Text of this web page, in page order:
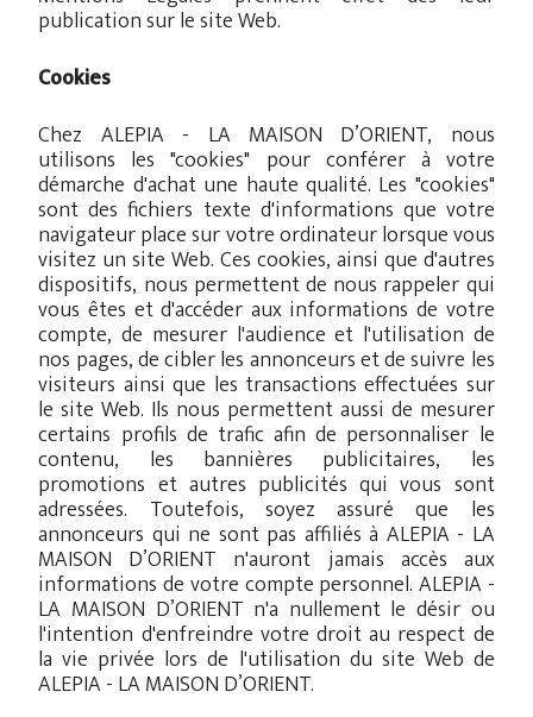
publication sur le site Web.
Cookies
Chez ALEPIA - LA MAISON D’ORIENT, nous
utilisons les "cookies" pour conférer à votre
démarche d'achat une haute qualité. Les "cookies"
sont des fichiers texte d'informations que votre
navigateur place sur votre ordinateur lorsque vous
visitez un site Web. Ces cookies, ainsi que d'autres
dispositifs, nous permettent de nous rappeler qui
vous êtes et d'accéder aux informations de votre
compte, de mesurer l'audience et l'utilisation de
nos pages, de cibler les annonceurs et de suivre les
visiteurs ainsi que les transactions effectuées sur
le site Web. Ils nous permettent aussi de mesurer
certains profils de trafic afin de personnaliser le
contenu, les bannières publicitaires, les
promotions et autres publicités qui vous sont
adressées. Toutefois, soyez assuré que les
annonceurs qui ne sont pas affiliés à ALEPIA - LA
MAISON D’ORIENT n'auront jamais accès aux
informations de votre compte personnel. ALEPIA -
LA MAISON D’ORIENT n'a nullement le désir ou
l'intention d'enfreindre votre droit au respect de
la vie privée lors de l'utilisation du site Web de
ALEPIA - LA MAISON D’ORIENT.